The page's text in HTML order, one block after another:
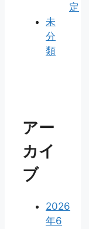
定
未
分
類
アー
カイ
ブ
2026
年6